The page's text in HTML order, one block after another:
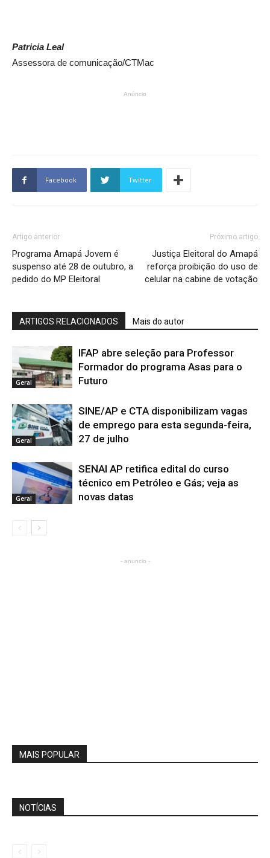
Patricia Leal
Assessora de comunicação/CTMac
Anúncio
Facebook Twitter
Artigo anterior
Programa Amapá Jovem é
suspenso até 28 de outubro, a
pedido do MP Eleitoral
Próximo artigo
Justiça Eleitoral do Amapá
reforça proibição do uso de
celular na cabine de votação
ARTIGOS RELACIONADOS Mais do autor
Geral
IFAP abre seleção para Professor
Formador do programa Asas para o
Futuro
Geral
SINE/AP e CTA disponibilizam vagas
de emprego para esta segunda-feira,
27 de julho
Geral
SENAI AP retifica edital do curso
técnico em Petróleo e Gás; veja as
novas datas
- anuncio -
MAIS POPULAR
NOTÍCIAS